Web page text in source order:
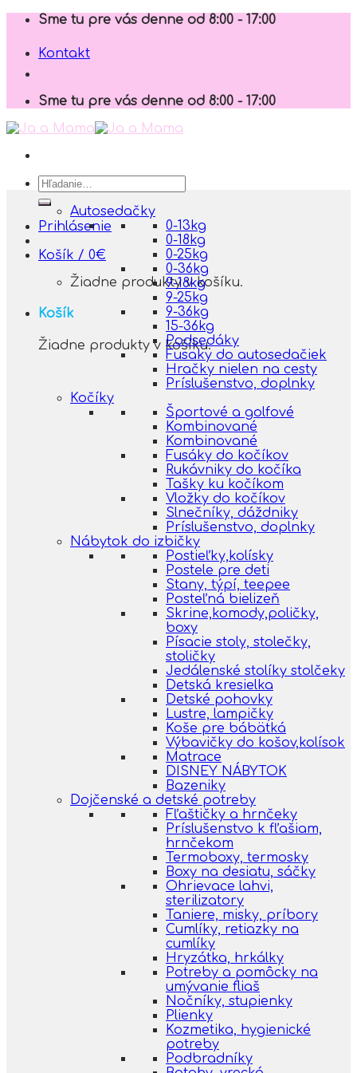
Skip
content
Sme tu pre vás denne od 8:00 - 17:00
Kontakt
Sme tu pre vás denne od 8:00 - 17:00
Hľadať:
Prihlásenie
Košík / 0€
Žiadne produkty v košíku.
Košík
Žiadne produkty v košíku.
Autosedačky
0-13kg
0-18kg
0-25kg
0-36kg
9-18kg
9-25kg
9-36kg
15-36kg
Podsedáky
Fusaky do autosedačiek
Hračky nielen na cesty
Príslušenstvo, doplnky
Kočíky
Športové a golfové
Kombinované
Kombinované
Fusáky do kočíkov
Rukávniky do kočíka
Tašky ku kočíkom
Vložky do kočíkov
Slnečníky, dáždniky
Príslušenstvo, doplnky
Nábytok do izbičky
Postieľky,kolísky
Postele pre deti
Stany, týpí, teepee
Posteľná bielizeň
Skrine,komody,poličky,
boxy
Písacie stoly, stolečky,
stoličky
Jedálenské stolíky stolčeky
Detská kresielka
Detské pohovky
Lustre, lampičky
Koše pre bábätká
Výbavičky do košov,kolísok
Matrace
DISNEY NÁBYTOK
Bazeniky
Dojčenské a detské potreby
Fľaštičky a hrnčeky
Príslušenstvo k fľašiam,
hrnčekom
Termoboxy, termosky
Boxy na desiatu, sáčky
Ohrievace lahvi,
sterilizatory
Taniere, misky, príbory
Cumlíky, retiazky na
cumlíky
Hryzátka, hrkálky
Potreby a pomôcky na
umývanie fliaš
Nočníky, stupienky
Plienky
Kozmetika, hygienické
potreby
Podbradníky